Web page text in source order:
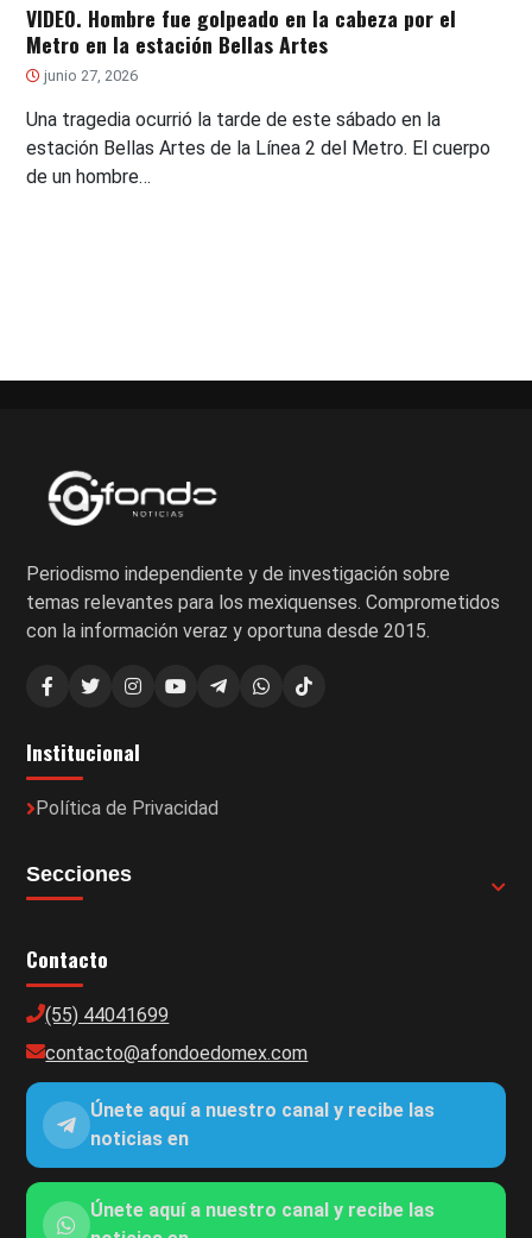
VIDEO. Hombre fue golpeado en la cabeza por el
Metro en la estación Bellas Artes
junio 27, 2026
Una tragedia ocurrió la tarde de este sábado en la
estación Bellas Artes de la Línea 2 del Metro. El cuerpo
de un hombre…
entradas
Periodismo independiente y de investigación sobre
temas relevantes para los mexiquenses. Comprometidos
con la información veraz y oportuna desde 2015.
Institucional
Política de Privacidad
Secciones
Contacto
(55) 44041699
contacto@afondoedomex.com
Únete aquí a nuestro canal y recibe las
noticias en
Únete aquí a nuestro canal y recibe las